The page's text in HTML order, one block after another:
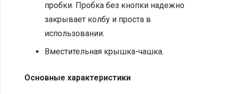
пробки. Пробка без кнопки надежно
закрывает колбу и проста в
использовании.
Вместительная крышка-чашка.
Основные характеристики